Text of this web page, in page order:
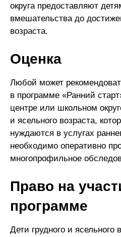
округа предоставляют
вмешательства до
возраста.
Оценка
Любой может
в программе «Ранний
центре или школьном
и ясельного возраста,
нуждаются в услугах
необходимо оперативно
многопрофильное
Право на
программе
Дети грудного и ясельного